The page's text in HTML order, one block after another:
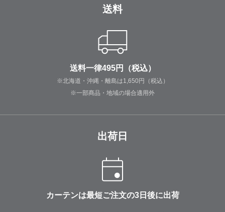
送料
送料一律495円（税込）
※北海道・沖縄・離島は1,650円（税込）
※一部商品・地域の場合適用外
出荷日
カーテンは最短ご注文の3日後に出荷